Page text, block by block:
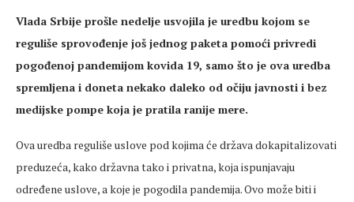
Vlada Srbije prošle nedelje usvojila je uredbu kojom se
reguliše sprovođenje još jednog paketa pomoći privredi
pogođenoj pandemijom kovida 19, samo što je ova uredba
spremljena i doneta nekako daleko od očiju javnosti i bez
medijske pompe koja je pratila ranije mere.
Ova uredba reguliše uslove pod kojima će država dokapitalizovati
preduzeća, kako državna tako i privatna, koja ispunjavaju
određene uslove, a koje je pogodila pandemija. Ovo može biti i